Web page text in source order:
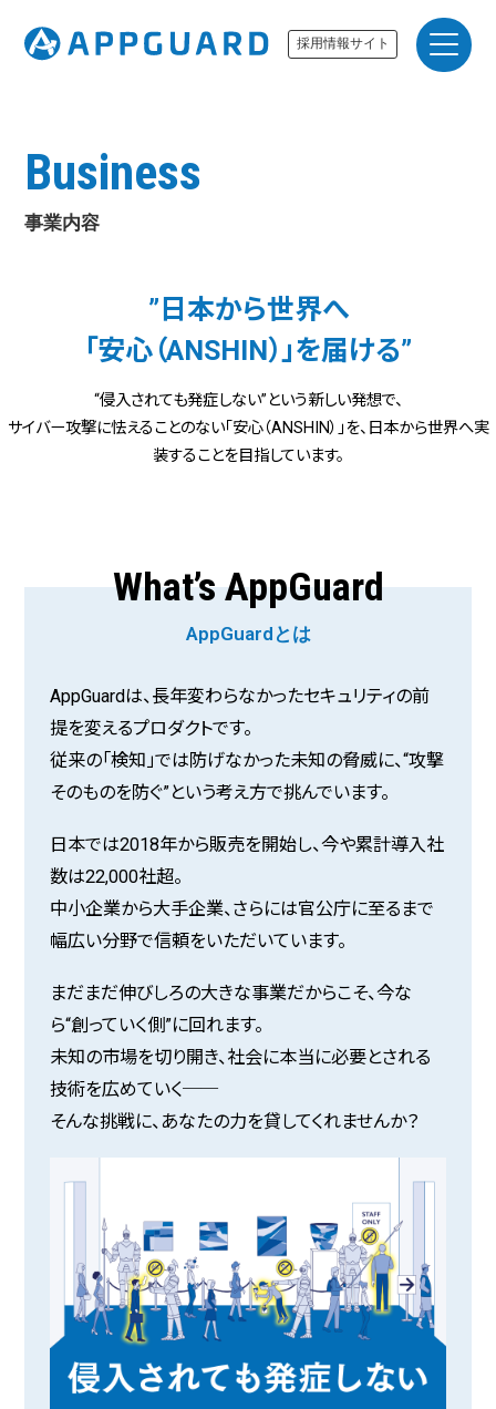
採用情報サイト
Business
事業内容
”日本から世界へ
「安心（ANSHIN）」を届ける”
“侵入されても発症しない”という新しい発想で、
サイバー攻撃に怯えることのない「安心（ANSHIN）」を、日本から世界へ実
装することを目指しています。
What’s AppGuard
AppGuardとは
AppGuardは、長年変わらなかったセキュリティの前
提を変えるプロダクトです。
従来の「検知」では防げなかった未知の脅威に、“攻撃
そのものを防ぐ”という考え方で挑んでいます。
日本では2018年から販売を開始し、今や累計導入社
数は22,000社超。
中小企業から大手企業、さらには官公庁に至るまで
幅広い分野で信頼をいただいています。
まだまだ伸びしろの大きな事業だからこそ、今な
ら“創っていく側”に回れます。
未知の市場を切り開き、社会に本当に必要とされる
技術を広めていく──
そんな挑戦に、あなたの力を貸してくれませんか？